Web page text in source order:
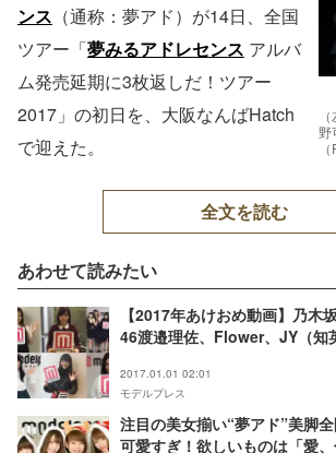
野
ンス （通称：夢アド）が14日、全国
ツアー「夢みるアドレセンス アルバ
ム発売延期に3枚返しだ！ツアー
2017」の初日を、大阪なんばHatch
で迎えた。
全文を読む
あわせて読みたい
【2017年あけおめ動画】乃木
46渡邉理佐、Flower、JY（知
2017.01.01 02:01
モデルプレス
注目の美女揃い“夢アド”美脚
可愛すぎ！欲しいものは「愛